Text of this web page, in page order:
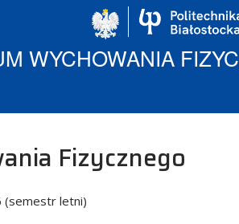
WYCHOWANIA
Fizycznego
(semestr letni)